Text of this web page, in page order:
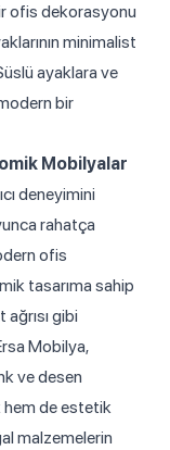
ofis dekorasyonu
minimalist
ayaklara ve
bir
Mobilyalar
deneyimini
rahatça
ofis
tasarıma sahip
gibi
Mobilya,
ve desen
hem de estetik
malzemelerin